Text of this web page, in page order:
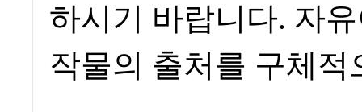
하시기 바랍니다. 자
작물의 출처를 구체